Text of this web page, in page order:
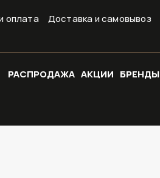
оплата Доставка и самовывоз
РАСПРОДАЖА АКЦИИ БРЕНДЫ